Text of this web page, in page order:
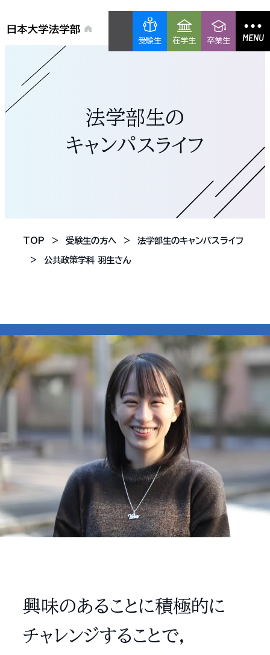
受験生 在学生 卒業生 MENU
法学部生の
キャンパスライフ
TOP 受験生の方へ 法学部生のキャンパスライフ
公共政策学科 羽生さん
興味のあることに積極的に
チャレンジすることで，